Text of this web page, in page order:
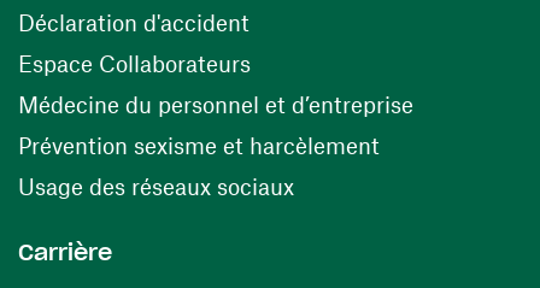
Déclaration d'accident
Espace Collaborateurs(ouvre une nouvelle fenêtre)
Médecine du personnel et d’entreprise
Prévention sexisme et harcèlement
Usage des réseaux sociaux(ouvre une nouvelle
Carrière